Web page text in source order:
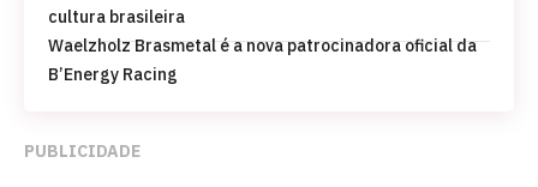
cultura brasileira
Waelzholz Brasmetal é a nova patrocinadora oficial da
B’Energy Racing
PUBLICIDADE